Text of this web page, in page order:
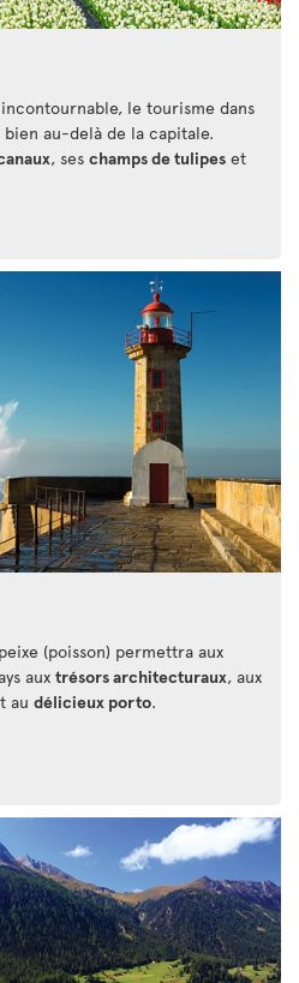
le tourisme dans
bien au-delà de la capitale.
, ses champs de tulipes et
(poisson) permettra aux
aux trésors architecturaux, aux
au délicieux porto.